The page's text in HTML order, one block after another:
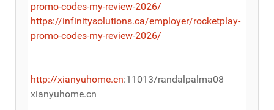
promo-codes-my-review-2026/
https://infinitysolutions.ca/employer/rocketplay-
promo-codes-my-review-2026/
http://xianyuhome.cn:11013/randalpalma08
xianyuhome.cn